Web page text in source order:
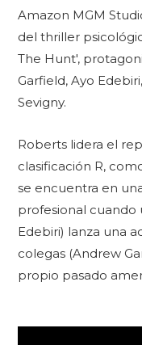
Amazon MGM
del thriller
The Hunt',
Garfield, Ayo
Sevigny.
Roberts lidera el
clasificación R,
se encuentra en
profesional cuando
Edebiri) lanza una
colegas (Andrew
propio pasado